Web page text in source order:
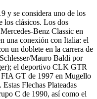
y se considera uno de los
los clásicos. Los dos
Benz Classic en
una conexión con Italia: el
un doblete en la carrera de
Mauro Baldi por
el deportivo CLK GTR
FIA GT de 1997 en Mugello
Flechas Plateadas
C de 1990, así como el